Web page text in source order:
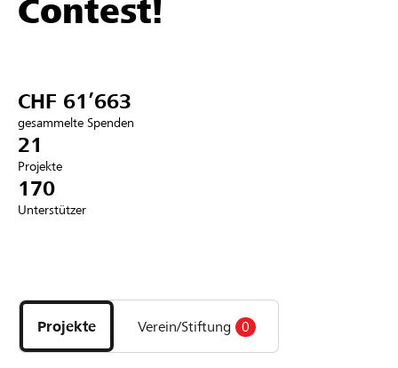
Anmelden
Registrieren
Contest!
CHF 61’663
gesammelte Spenden
21
Projekte
170
Unterstützer
Projekte
und
Organisationen
Projekte Verein/Stiftung 0